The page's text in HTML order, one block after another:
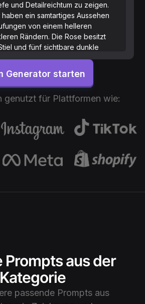
und Detailreichtum zu zeigen.
ein samtartiges Aussehen
von einem helleren
Rändern. Die Rose besitzt
und fünf sichtbare dunkle
gezackte Ränder und detaillierte
Das Licht betont die Weichheit
und hebt die Textur der Blätter und
Generator starten
genutzt für Plattformen wie:
Prompts aus der
Kategorie
passende Prompts aus